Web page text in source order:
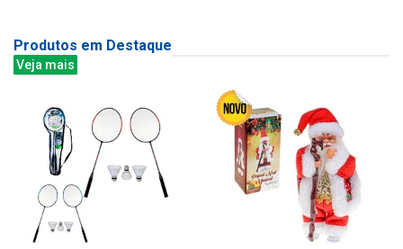
Produtos em Destaque
Veja mais